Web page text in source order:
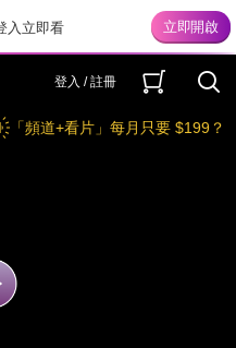
入立即看
登入 / 註冊
「頻道+看片」每月只要 $199？